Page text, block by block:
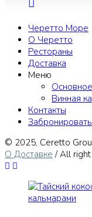
Черетто Море
О Черетто
Рестораны
Доставка
Меню
Винная
Контакты
Забронировать
© 2025, Сeretto
О Доставке / All